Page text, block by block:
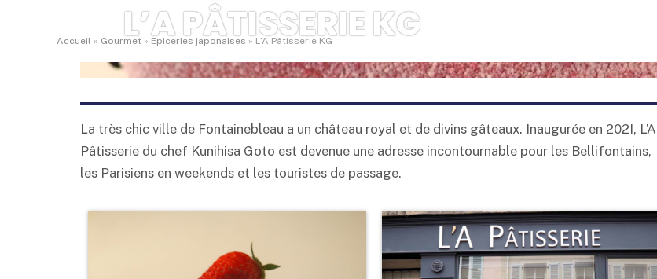
Accueil » Gourmet » Epiceries japonaises » L’A Pâtisserie KG
L’A PÂTISSERIE KG
La très chic ville de Fontainebleau a un château royal et de divins gâteaux. Inaugurée en 202I, L’A
Pâtisserie du chef Kunihisa Goto est devenue une adresse incontournable pour les Bellifontains,
les Parisiens en weekends et les touristes de passage.